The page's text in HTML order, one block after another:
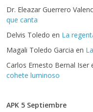
Dr. Eleazar Guerrero
que canta
Delvis Toledo en La
Magali Toledo Garcia en
Carlos Ernesto Bernal Iser
cohete luminoso
APK 5 Septiembre